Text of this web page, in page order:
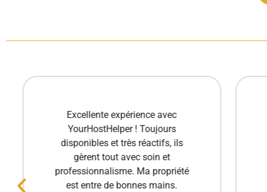
Excellente expérience avec
YourHostHelper ! Toujours
disponibles et très réactifs, ils
gèrent tout avec soin et
professionnalisme. Ma propriété
est entre de bonnes mains.